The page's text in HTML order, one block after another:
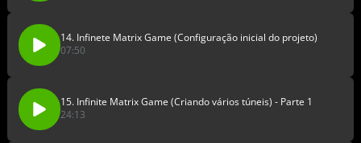
14. Infinete Matrix Game (Configuração inicial do projeto)
07:50
15. Infinite Matrix Game (Criando vários túneis) - Parte 1
24:13